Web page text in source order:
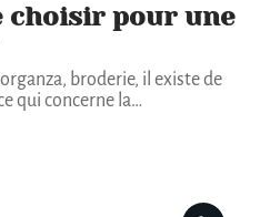
choisir pour une
broderie, il existe de
qui concerne la…